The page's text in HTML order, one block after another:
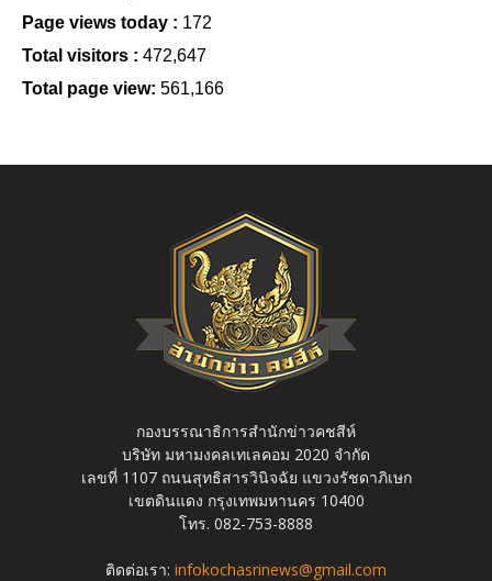
Page views today : 172
Total visitors : 472,647
Total page view: 561,166
กองบรรณาธิการสำนักข่าวคชสีห์
บริษัท มหามงคลเทเลคอม 2020 จำกัด
เลขที่ 1107 ถนนสุทธิสารวินิจฉัย แขวงรัชดาภิเษก
เขตดินแดง กรุงเทพมหานคร 10400
โทร. 082-753-8888
ติดต่อเรา: infokochasrinews@gmail.com